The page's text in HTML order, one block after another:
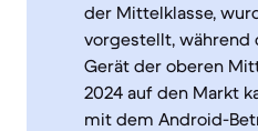
der Mittelklasse,
vorgestellt, während
Gerät der oberen
2024 auf den Markt
mit dem Android-